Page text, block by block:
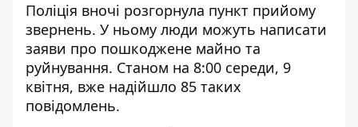
Поліція вночі розгорнула пункт прийому
звернень. У ньому люди можуть написати
заяви про пошкоджене майно та
руйнування. Станом на 8:00 середи, 9
квітня, вже надійшло 85 таких
повідомлень.